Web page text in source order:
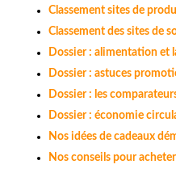
Classement sites de
Classement des sites de
Dossier : alimentation et
Dossier : astuces
Dossier : les
Dossier : économie
Nos idées de cadeaux
Nos conseils pour